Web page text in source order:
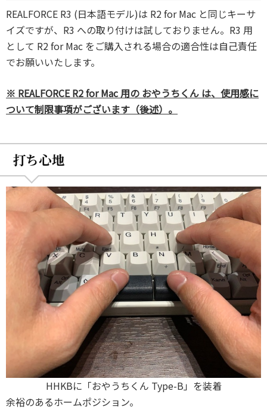
REALFORCE R3 (日本語モデル)は R2 for Mac と同じキーサ
イズですが、R3 への取り付けは試しておりません。R3 用
として R2 for Mac をご購入される場合の適合性は自己責任
でお願いいたします。
※ REALFORCE R2 for Mac 用の おやうちくん は、使用感に
ついて制限事項がございます（後述）。
打ち心地
HHKBに「おやうちくん Type-B」を装着
余裕のあるホームポジション。